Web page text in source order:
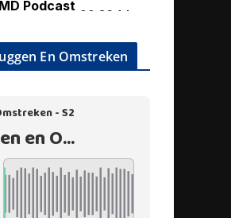
En Omstreken